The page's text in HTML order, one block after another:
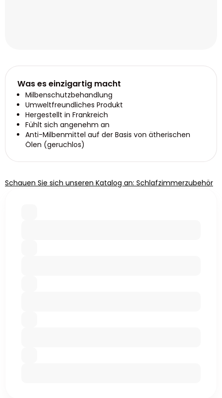
Was es einzigartig macht
Milbenschutzbehandlung
Umweltfreundliches Produkt
Hergestellt in Frankreich
Fühlt sich angenehm an
Anti-Milbenmittel auf der Basis von ätherischen
Ölen (geruchlos)
Schauen Sie sich unseren Katalog an: Schlafzimmerzubehör